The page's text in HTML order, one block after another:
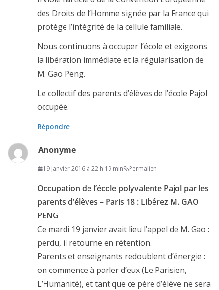
des Droits de l’Homme signée par la France qui
protège l’intégrité de la cellule familiale.
Nous continuons à occuper l’école et exigeons
la libération immédiate et la régularisation de
M. Gao Peng.
Le collectif des parents d’élèves de l’école Pajol
occupée.
Répondre
Anonyme
19 janvier 2016 à 22 h 19 min Permalien
Occupation de l’école polyvalente Pajol par les
parents d’élèves – Paris 18 : Libérez M. GAO
PENG
Ce mardi 19 janvier avait lieu l’appel de M. Gao :
perdu, il retourne en rétention.
Parents et enseignants redoublent d’énergie :
on commence à parler d’eux (Le Parisien,
L’Humanité), et tant que ce père d’élève ne sera